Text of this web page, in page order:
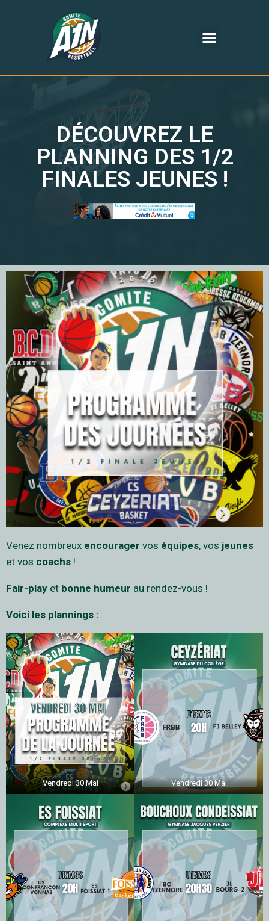
DÉCOUVREZ LE
PLANNING DES 1/2
FINALES JEUNES !
Venez nombreux encourager vos équipes, vos jeunes
et vos coachs !
Fair-play et bonne humeur au rendez-vous !
Voici les plannings :
Vendredi 30 Mai Vendredi 30 Mai